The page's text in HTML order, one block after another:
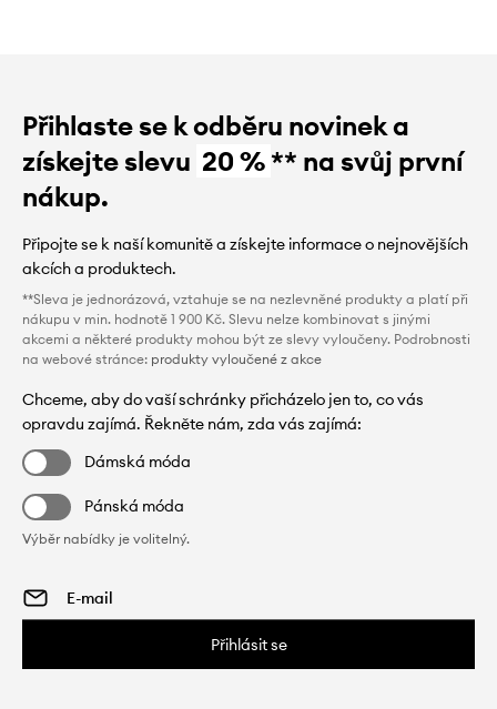
Přihlaste se k odběru novinek a
získejte slevu 20 %** na svůj první
nákup.
Připojte se k naší komunitě a získejte informace o nejnovějších
akcích a produktech.
**Sleva je jednorázová, vztahuje se na nezlevněné produkty a platí při
nákupu v min. hodnotě 1 900 Kč. Slevu nelze kombinovat s jinými
akcemi a některé produkty mohou být ze slevy vyloučeny. Podrobnosti
na webové stránce: produkty vyloučené z akce
Chceme, aby do vaší schránky přicházelo jen to, co vás
opravdu zajímá. Řekněte nám, zda vás zajímá:
Dámská móda
Pánská móda
Výběr nabídky je volitelný.
Přihlásit se